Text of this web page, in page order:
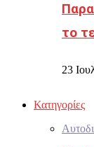
το
23
Κατηγορίες